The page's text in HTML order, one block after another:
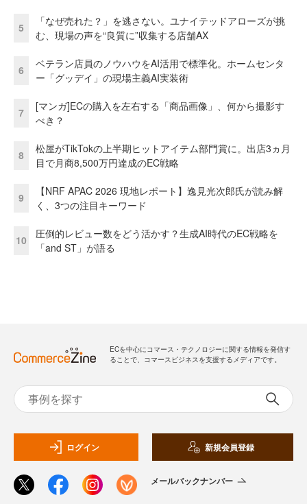
5
「なぜ売れた？」を逃さない。ユナイテッドアローズが挑
む、現場の声を“良質に”収集する店舗AX
6
ベテラン店員のノウハウをAI活用で標準化。ホームセンタ
ー「グッデイ」の現場主義AI実装術
7
[マンガ]ECの購入を左右する「商品画像」、何から撮影す
べき？
8
松屋がTikTokの上半期ヒットアイテム部門賞に。出店3ヵ月
目で月商8,500万円達成のEC戦略
9
【NRF APAC 2026 現地レポート】逸見光次郎氏が読み解
く、3つの注目キーワード
10
圧倒的レビュー数をどう活かす？生成AI時代のEC戦略を
「and ST」が語る
ECを中心にコマース・テクノロジーに関する情報を発信す
ることで、コマースビジネスを支援するメディアです。
ログイン 新規会員登録
メールバックナンバー